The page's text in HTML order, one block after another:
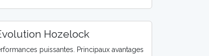
Hozelock
puissantes. Principaux avantages